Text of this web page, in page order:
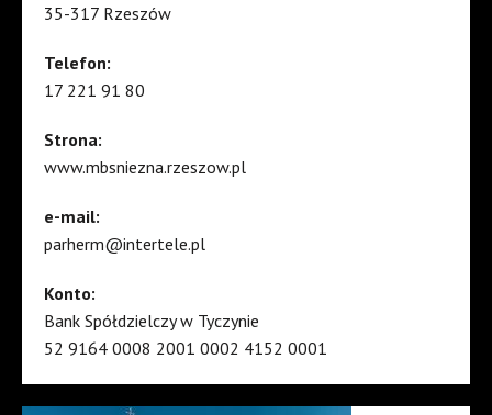
35-317 Rzeszów
Telefon:
17 221 91 80
Strona:
www.mbsniezna.rzeszow.pl
e-mail:
parherm@intertele.pl
Konto:
Bank Spółdzielczy w Tyczynie
52 9164 0008 2001 0002 4152 0001